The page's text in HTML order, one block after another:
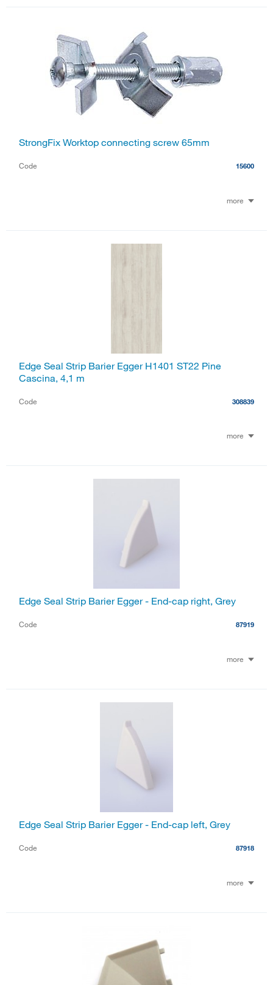
StrongFix Worktop connecting screw 65mm
Code 15600
more
Edge Seal Strip Barier Egger H1401 ST22 Pine
Cascina, 4,1 m
Code 308839
more
Edge Seal Strip Barier Egger - End-cap right, Grey
Code 87919
more
Edge Seal Strip Barier Egger - End-cap left, Grey
Code 87918
more